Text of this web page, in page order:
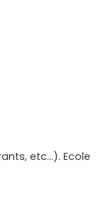
etc...). Ecole